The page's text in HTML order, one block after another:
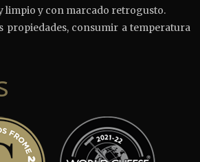
limpio y con marcado retrogusto.
propiedades, consumir a temperatura